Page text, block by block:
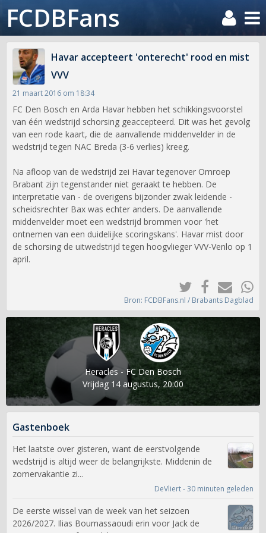
FCDBFans
Havar accepteert 'onterecht' rood en mist
VVV
21 maart 2016 om 18:34
FC Den Bosch en Arda Havar hebben het schikkingsvoorstel
van één wedstrijd schorsing geaccepteerd. Dit was het gevolg
van een rode kaart, die de aanvallende middenvelder in de
wedstrijd tegen NAC Breda (3-6 verlies) kreeg.
Na afloop van de wedstrijd zei Havar tegenover Omroep
Brabant zijn tegenstander niet geraakt te hebben. De
interpretatie van - de overigens bijzonder zwak leidende -
scheidsrechter Bax was echter anders. De aanvallende
middenvelder moet een wedstrijd brommen voor 'het
ontnemen van een duidelijke scoringskans'. Havar mist door
de schorsing de uitwedstrijd tegen hoogvlieger VVV-Venlo op 1
april.
Bron: FCDBFans.nl / Brabants Dagblad
Heracles - FC Den Bosch
Vrijdag 14 augustus, 20:00
Gastenboek
Het laatste over gisteren, want de eerstvolgende
wedstrijd is altijd weer de belangrijkste. Middenin de
zomervakantie zi...
DeVliert - 30 minuten geleden
De eerste wissel van de week van het seizoen
2026/2027. Ilias Boumassaoudi erin voor Jack de